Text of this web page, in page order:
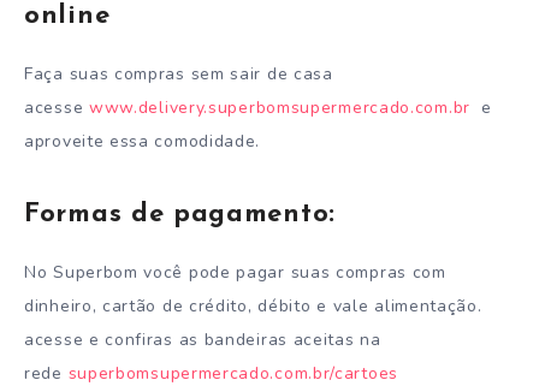
online
Faça suas compras sem sair de casa
acesse www.delivery.superbomsupermercado.com.br e
aproveite essa comodidade.
Formas de pagamento:
No Superbom você pode pagar suas compras com
dinheiro, cartão de crédito, débito e vale alimentação.
acesse e confiras as bandeiras aceitas na
rede superbomsupermercado.com.br/cartoes